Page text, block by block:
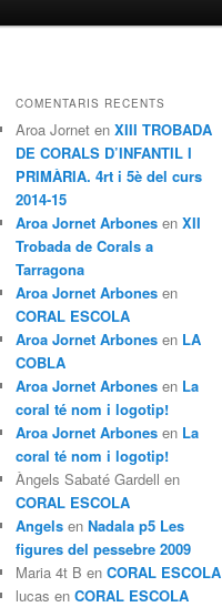
COMENTARIS RECENTS
Aroa Jornet en XIII TROBADA
DE CORALS D’INFANTIL I
PRIMÀRIA. 4rt i 5è del curs
2014-15
Aroa Jornet Arbones en XII
Trobada de Corals a
Tarragona
Aroa Jornet Arbones en
CORAL ESCOLA
Aroa Jornet Arbones en LA
COBLA
Aroa Jornet Arbones en La
coral té nom i logotip!
Aroa Jornet Arbones en La
coral té nom i logotip!
Àngels Sabaté Gardell en
CORAL ESCOLA
Angels en Nadala p5 Les
figures del pessebre 2009
Maria 4t B en CORAL ESCOLA
lucas en CORAL ESCOLA